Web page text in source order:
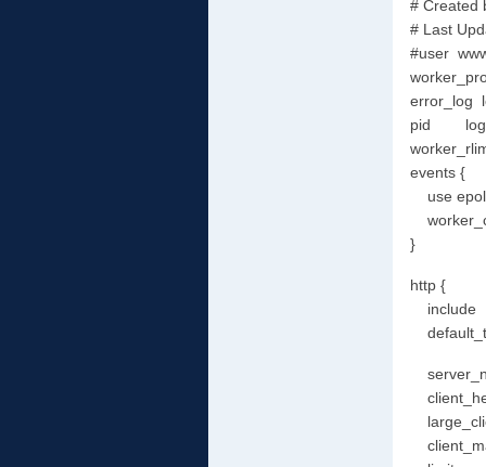
# Created
# Last
#user
error_log
pid
events {
use
}
http {
include